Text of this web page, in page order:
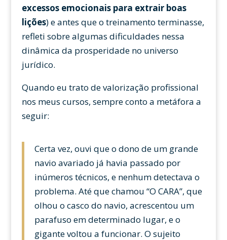
excessos emocionais para extrair boas
lições) e antes que o treinamento terminasse,
refleti sobre algumas dificuldades nessa
dinâmica da prosperidade no universo
jurídico.
Quando eu trato de valorização profissional
nos meus cursos, sempre conto a metáfora a
seguir:
Certa vez, ouvi que o dono de um grande
navio avariado já havia passado por
inúmeros técnicos, e nenhum detectava o
problema. Até que chamou “O CARA”, que
olhou o casco do navio, acrescentou um
parafuso em determinado lugar, e o
gigante voltou a funcionar. O sujeito